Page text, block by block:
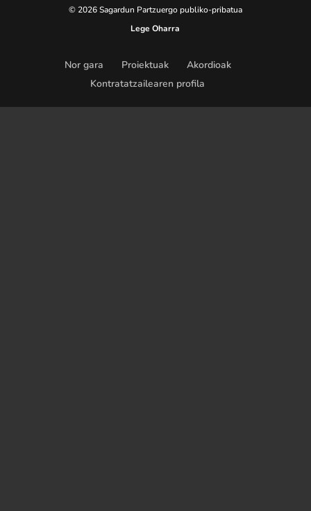
© 2026 Sagardun Partzuergo publiko-pribatua
Lege Oharra
Nor gara Proiektuak
Akordioak
Kontratatzailearen profila